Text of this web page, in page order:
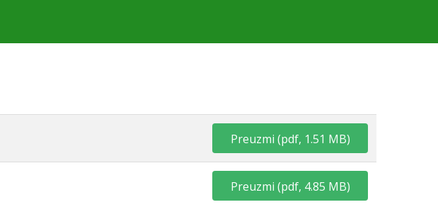
Preuzmi (pdf, 1.51 MB)
Preuzmi (pdf, 4.85 MB)